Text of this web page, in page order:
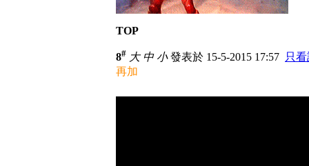
TOP
8# 大 中 小發表於 15-5-2015 17:57 只
再加